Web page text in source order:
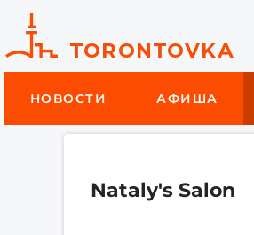
НОВОСТИ АФИША
Nataly's Salon